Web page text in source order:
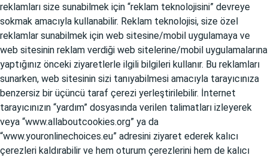
reklamları size sunabilmek için “reklam teknolojisini” devreye
sokmak amacıyla kullanabilir. Reklam teknolojisi, size özel
reklamlar sunabilmek için web sitesine/mobil uygulamaya ve
web sitesinin reklam verdiği web sitelerine/mobil uygulamalarına
yaptığınız önceki ziyaretlerle ilgili bilgileri kullanır. Bu reklamları
sunarken, web sitesinin sizi tanıyabilmesi amacıyla tarayıcınıza
benzersiz bir üçüncü taraf çerezi yerleştirilebilir. İnternet
tarayıcınızın “yardım” dosyasında verilen talimatları izleyerek
veya “www.allaboutcookies.org” ya da
“www.youronlinechoices.eu” adresini ziyaret ederek kalıcı
çerezleri kaldırabilir ve hem oturum çerezlerini hem de kalıcı